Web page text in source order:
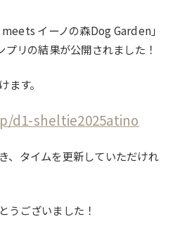
meets イーノの森Dog Garden」
リの結果が公開されました！
ます。
d1-sheltie2025atino
、タイムを更新していただけれ
うございました！